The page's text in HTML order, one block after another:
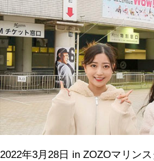
2022年3月28日 in ZOZOマリン